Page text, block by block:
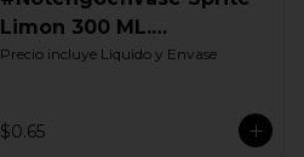
Limon 300 ML.
Retornable
Precio incluye Liquido y Envase
$0.65